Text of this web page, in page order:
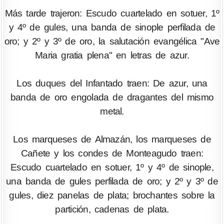
Más tarde trajeron: Escudo cuartelado en sotuer, 1º
y 4º de gules, una banda de sinople perfilada de
oro; y 2º y 3º de oro, la salutación evangélica "Ave
Maria gratia plena" en letras de azur.
Los duques del Infantado traen: De azur, una
banda de oro engolada de dragantes del mismo
metal.
Los marqueses de Almazán, los marqueses de
Cañete y los condes de Monteagudo traen:
Escudo cuartelado en sotuer, 1º y 4º de sinople,
una banda de gules perfilada de oro; y 2º y 3º de
gules, diez panelas de plata; brochantes sobre la
partición, cadenas de plata.